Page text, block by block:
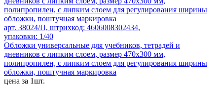
арт. 38024/П, штрихкод: 4606008302434,
упаковки: 1/40
Обложки универсальные для учебников, тетрадей и
дневников с липким слоем, размер 470х300 мм,
полипропилен, с липким слоем для регулирования ширины
обложки, поштучная маркировка
цена за 1шт.